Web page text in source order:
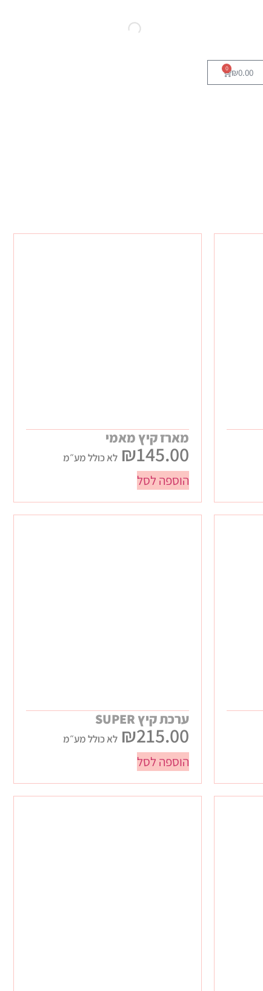
₪0.00
0
מארז קיץ מאמי
₪145.00 לא כולל מע״מ
הוספה לסל
ערכת קיץ SUPER
₪215.00 לא כולל מע״מ
הוספה לסל